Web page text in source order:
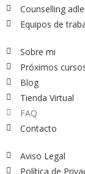
Counselling
Equipos de
Sobre mi
Próximos
Blog
Tienda Virtual
FAQ
Contacto
Aviso Legal
Política de